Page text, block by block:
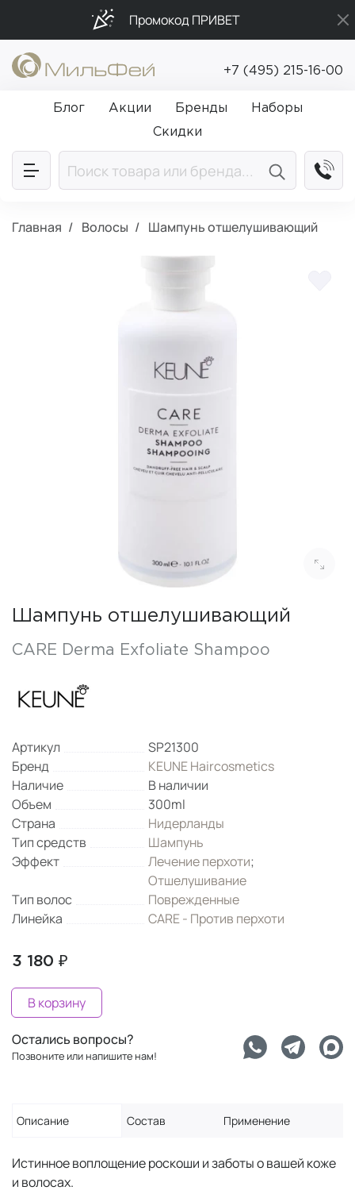
Промокод ПРИВЕТ
Бесплатная доставка от 5 000₽
Подарки в каждый заказ от 5 000₽
+7 (495) 215-16-00
Блог Акции Бренды
Наборы
Скидки
Главная Волосы Шампунь отшелушивающий
Шампунь отшелушивающий
CARE Derma Exfoliate Shampoo
Артикул
SP21300
Бренд
KEUNE Haircosmetics
Наличие
В наличии
Объем
300ml
Страна
Нидерланды
Тип средств
Шампунь
Эффект
Лечение перхоти;
Отшелушивание
Тип волос
Поврежденные
Линейка
CARE - Против перхоти
3 180 ₽
В корзину
Остались вопросы?
Позвоните или напишите нам!
Описание Состав Применение
Истинное воплощение роскоши и заботы о вашей коже
и волосах.